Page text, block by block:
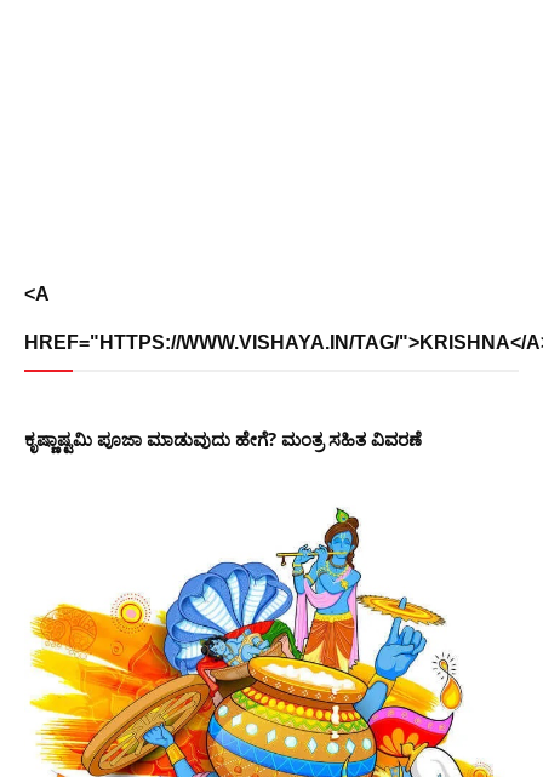
<A
HREF="HTTPS://WWW.VISHAYA.IN/TAG/">KRISHNA</
ಕೃಷ್ಣಾಷ್ಟಮಿ ಪೂಜಾ ಮಾಡುವುದು ಹೇಗೆ? ಮಂತ್ರ ಸಹಿತ ವಿವರಣೆ